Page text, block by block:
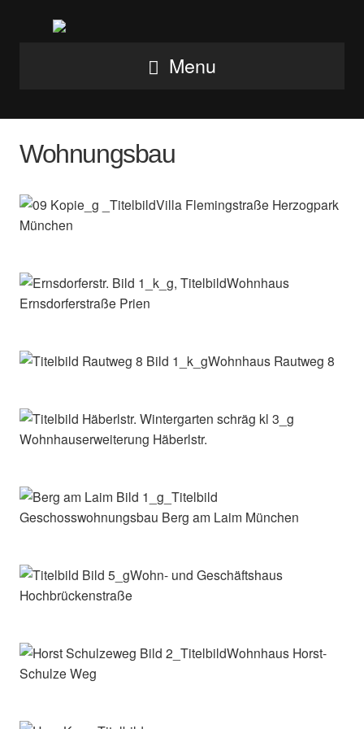
Menu
Wohnungsbau
Villa Flemingstraße Herzogpark
München
Wohnhaus
Ernsdorferstraße Prien
Wohnhaus Rautweg 8
Wohnhauserweiterung Häberlstr.
Geschosswohnungsbau Berg am Laim München
Wohn- und Geschäftshaus
Hochbrückenstraße
Wohnhaus Horst-
Schulze Weg